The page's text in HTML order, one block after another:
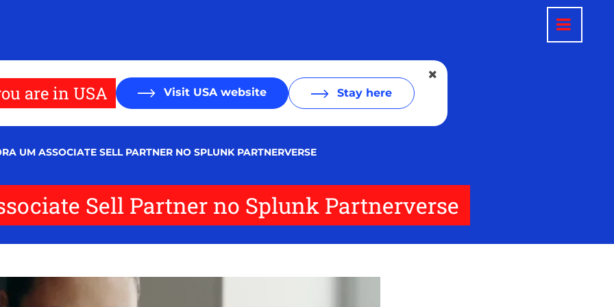
are in USA Visit USA website Stay here
UM ASSOCIATE SELL PARTNER NO SPLUNK PARTNERVERSE
Sell Partner no Splunk Partnerverse